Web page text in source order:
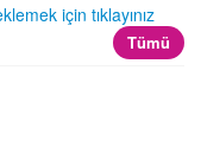
için tıklayınız
Tümü